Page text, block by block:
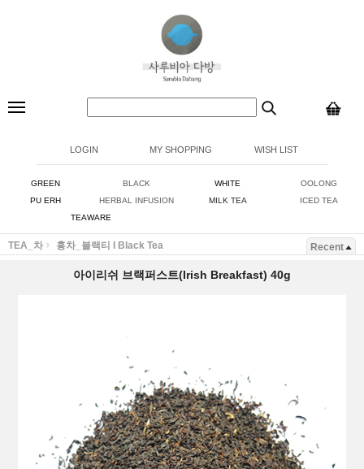
LOGIN MY SHOPPING WISH LIST
GREEN BLACK WHITE
OOLONG
PU ERH
HERBAL INFUSION MILK TEA
ICED TEA
TEAWARE
TEA_차 홍차_블랙티 I Black Tea Recent
아이리쉬 브랙퍼스트(Irish Breakfast) 40g